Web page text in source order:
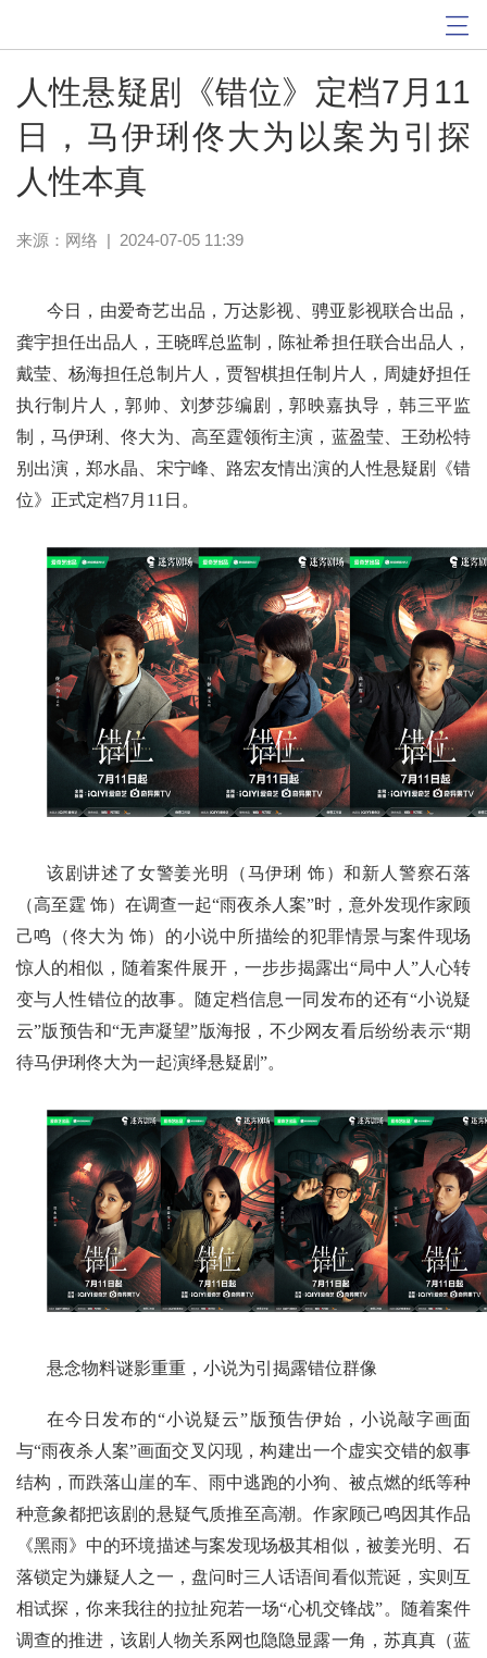
人性悬疑剧《错位》定档7月11
日，马伊琍佟大为以案为引探
人性本真
来源：网络 | 2024-07-05 11:39
今日，由爱奇艺出品，万达影视、骋亚影视联合出品，
龚宇担任出品人，王晓晖总监制，陈祉希担任联合出品人，
戴莹、杨海担任总制片人，贾智棋担任制片人，周婕妤担任
执行制片人，郭帅、刘梦莎编剧，郭映嘉执导，韩三平监
制，马伊琍、佟大为、高至霆领衔主演，蓝盈莹、王劲松特
别出演，郑水晶、宋宁峰、路宏友情出演的人性悬疑剧《错
位》正式定档7月11日。
该剧讲述了女警姜光明（马伊琍 饰）和新人警察石落
（高至霆 饰）在调查一起“雨夜杀人案”时，意外发现作家顾
己鸣（佟大为 饰）的小说中所描绘的犯罪情景与案件现场
惊人的相似，随着案件展开，一步步揭露出“局中人”人心转
变与人性错位的故事。随定档信息一同发布的还有“小说疑
云”版预告和“无声凝望”版海报，不少网友看后纷纷表示“期
待马伊琍佟大为一起演绎悬疑剧”。
悬念物料谜影重重，小说为引揭露错位群像
在今日发布的“小说疑云”版预告伊始，小说敲字画面
与“雨夜杀人案”画面交叉闪现，构建出一个虚实交错的叙事
结构，而跌落山崖的车、雨中逃跑的小狗、被点燃的纸等种
种意象都把该剧的悬疑气质推至高潮。作家顾己鸣因其作品
《黑雨》中的环境描述与案发现场极其相似，被姜光明、石
落锁定为嫌疑人之一，盘问时三人话语间看似荒诞，实则互
相试探，你来我往的拉扯宛若一场“心机交锋战”。随着案件
调查的推进，该剧人物关系网也隐隐显露一角，苏真真（蓝